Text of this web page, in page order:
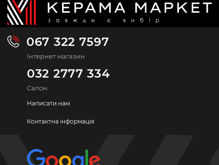
067 322 7597
Інтернет магазин
032 2777 334
Салон
Написати нам
Контактна інформація